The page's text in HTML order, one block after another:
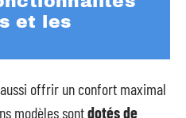
et les
offrir un confort maximal
modèles sontdotés de